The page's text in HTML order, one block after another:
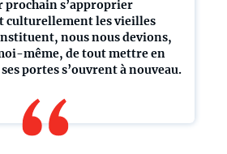
prochain s’approprier
culturellement les vieilles
nous nous devions,
même, de tout mettre en
portes s’ouvrent à nouveau.